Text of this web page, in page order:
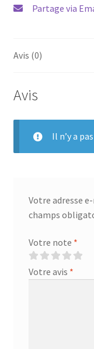
Partage via
Avis (0)
Avis
Il n’y a
Votre adresse
champs
Votre note *
Votre avis *